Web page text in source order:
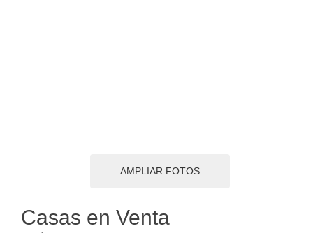
AMPLIAR FOTOS
Casas en Venta